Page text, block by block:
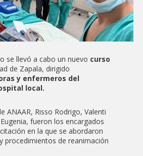
se llevó a cabo un nuevo curso
de Zapala, dirigido
y enfermeros del
local.
ANAAR, Risso Rodrigo, Valenti
fueron los encargados
en la que se abordaron
procedimientos de reanimación